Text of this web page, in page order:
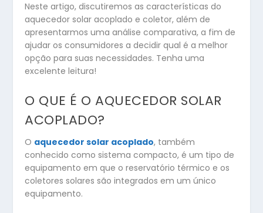
Neste artigo, discutiremos as características do
aquecedor solar acoplado e coletor, além de
apresentarmos uma análise comparativa, a fim de
ajudar os consumidores a decidir qual é a melhor
opção para suas necessidades. Tenha uma
excelente leitura!
O QUE É O AQUECEDOR SOLAR
ACOPLADO?
O aquecedor solar acoplado, também
conhecido como sistema compacto, é um tipo de
equipamento em que o reservatório térmico e os
coletores solares são integrados em um único
equipamento.